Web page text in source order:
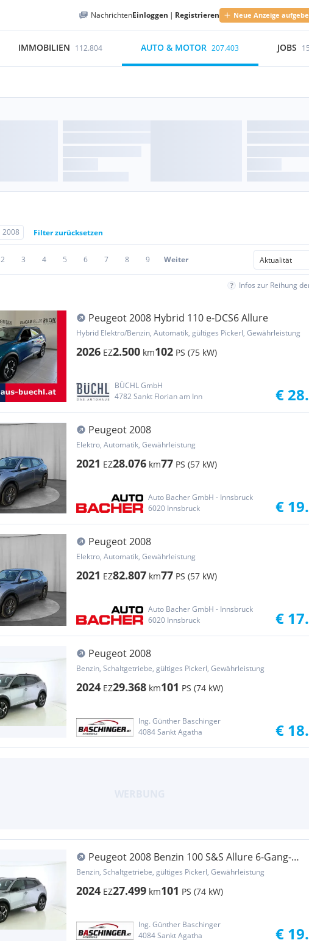
NachrichtenEinloggen | Registrieren Neue Anzeige
IMMOBILIEN 112.804 AUTO & MOTOR 207.403 JOBS
2008 Filter zurücksetzen
2 3 4 5 6 7 8 9 Weiter
Infos zur Reihung
Peugeot 2008 Hybrid 110 e-DCS6 Allure
Hybrid Elektro/Benzin, Automatik, gültiges Pickerl, Gewährleistung
2026 EZ2.500 km102 PS (75 kW)
BÜCHL GmbH
4782 Sankt Florian am Inn
€
Peugeot 2008
Elektro, Automatik, Gewährleistung
2021 EZ28.076 km77 PS (57 kW)
Auto Bacher GmbH - Innsbruck
6020 Innsbruck
€
Peugeot 2008
Elektro, Automatik, Gewährleistung
2021 EZ82.807 km77 PS (57 kW)
Auto Bacher GmbH - Innsbruck
6020 Innsbruck
€
Peugeot 2008
Benzin, Schaltgetriebe, gültiges Pickerl, Gewährleistung
2024 EZ29.368 km101 PS (74 kW)
Ing. Günther Baschinger
4084 Sankt Agatha
€
Peugeot 2008 Benzin 100 S&S Allure 6-Gang-
Manuell
Benzin, Schaltgetriebe, gültiges Pickerl, Gewährleistung
2024 EZ27.499 km101 PS (74 kW)
Ing. Günther Baschinger
4084 Sankt Agatha
€